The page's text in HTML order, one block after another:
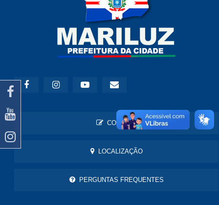
CONTATO
LOCALIZAÇÃO
PERGUNTAS FREQUENTES